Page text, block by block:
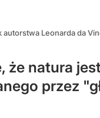
autorstwa Leonarda da
że natura
przez